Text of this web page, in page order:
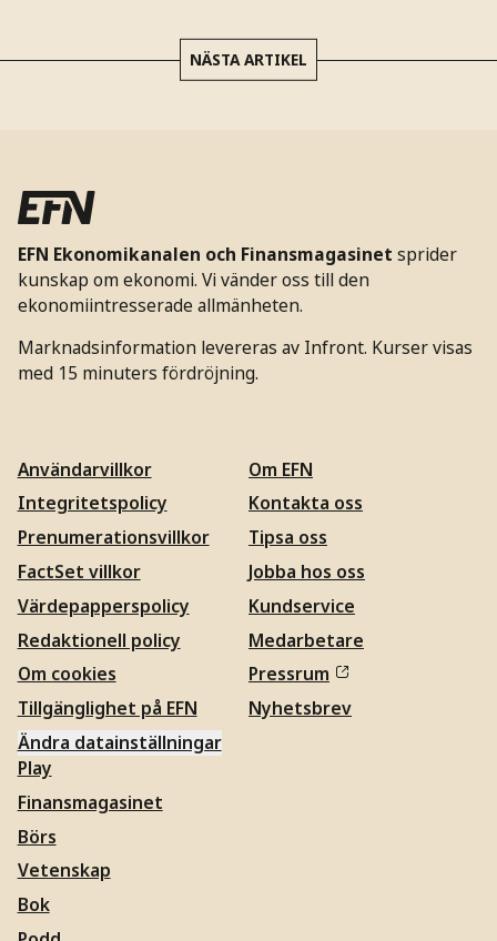
NÄSTA ARTIKEL
EFN Ekonomikanalen och Finansmagasinet sprider
kunskap om ekonomi. Vi vänder oss till den
ekonomiintresserade allmänheten.
Marknadsinformation levereras av Infront. Kurser visas
med 15 minuters fördröjning.
Användarvillkor
Integritetspolicy
Prenumerationsvillkor
FactSet villkor
Värdepapperspolicy
Redaktionell policy
Om cookies
Tillgänglighet på EFN
Ändra datainställningar
Om EFN
Kontakta oss
Tipsa oss
Jobba hos oss
Kundservice
Medarbetare
Pressrum
Nyhetsbrev
Play
Finansmagasinet
Börs
Vetenskap
Bok